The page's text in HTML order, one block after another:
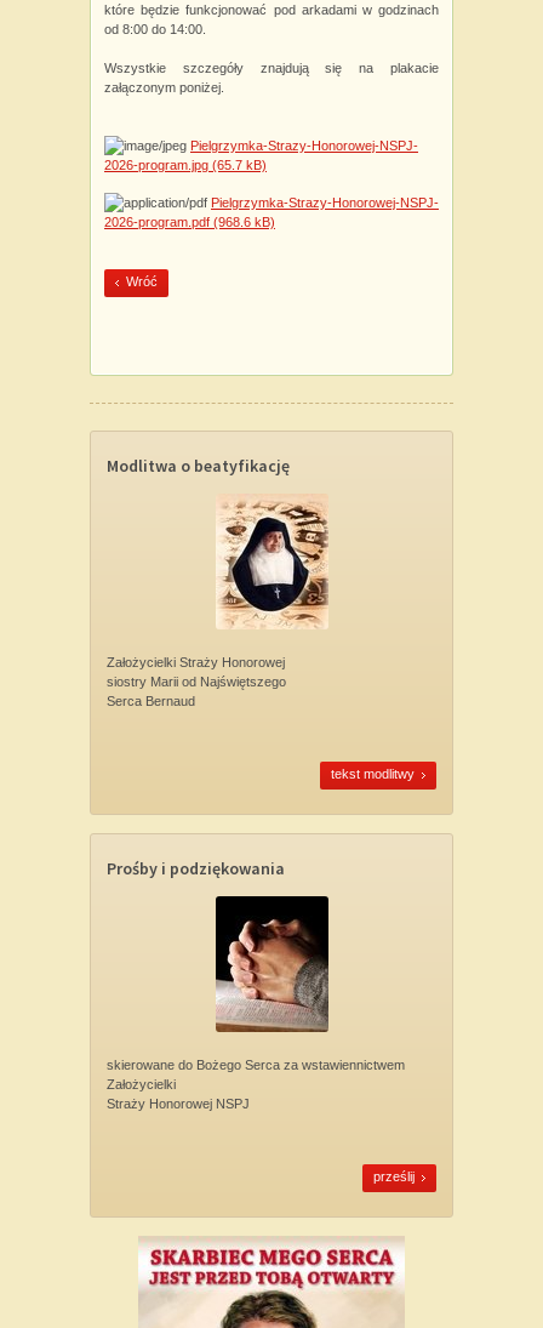
które będzie funkcjonować pod arkadami w godzinach
od 8:00 do 14:00.
Wszystkie szczegóły znajdują się na plakacie
załączonym poniżej.
Pielgrzymka-Strazy-Honorowej-NSPJ-
2026-program.jpg (65.7 kB)
Pielgrzymka-Strazy-Honorowej-NSPJ-
2026-program.pdf (968.6 kB)
Wróć
Modlitwa o beatyfikację
Założycielki Straży Honorowej
siostry Marii od Najświętszego
Serca Bernaud
tekst modlitwy
Prośby i podziękowania
skierowane do Bożego Serca za wstawiennictwem
Założycielki
Straży Honorowej NSPJ
prześlij